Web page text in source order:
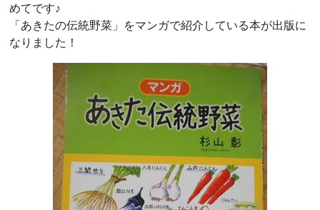
o
o
k
a
t
めてです♪
「あきたの伝統野菜」をマンガで紹介している本が出版に
なりました！